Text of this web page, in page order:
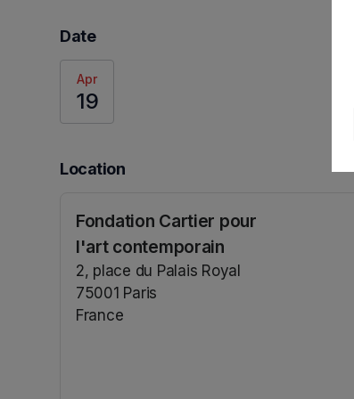
Date
Apr
19
Location
Fondation Cartier pour
l'art contemporain
2, place du Palais Royal
75001 Paris
France